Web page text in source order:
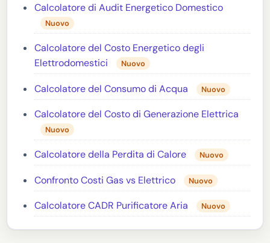
Calcolatore di Audit Energetico Domestico
Nuovo
Calcolatore del Costo Energetico degli
Elettrodomestici
Nuovo
Calcolatore del Consumo di Acqua Nuovo
Calcolatore del Costo di Generazione Elettrica
Nuovo
Calcolatore della Perdita di Calore Nuovo
Confronto Costi Gas vs Elettrico Nuovo
Calcolatore CADR Purificatore Aria Nuovo